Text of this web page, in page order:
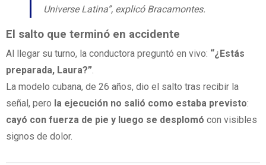
Universe Latina”, explicó Bracamontes.
El salto que terminó en accidente
Al llegar su turno, la conductora preguntó en vivo: “¿Estás
preparada, Laura?”.
La modelo cubana, de 26 años, dio el salto tras recibir la
señal, pero la ejecución no salió como estaba previsto:
cayó con fuerza de pie y luego se desplomó con visibles
signos de dolor.